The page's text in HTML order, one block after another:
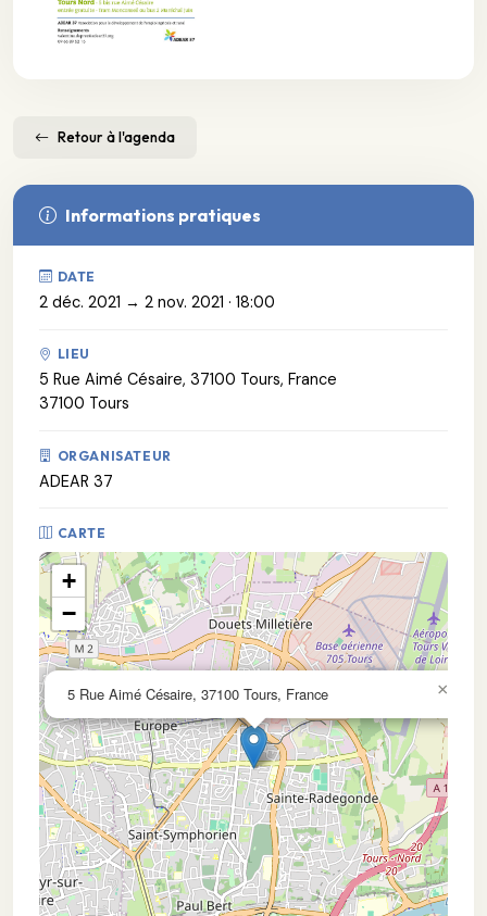
Retour à l'agenda
Informations pratiques
DATE
2 déc. 2021 → 2 nov. 2021 · 18:00
LIEU
5 Rue Aimé Césaire, 37100 Tours, France
37100 Tours
ORGANISATEUR
ADEAR 37
CARTE
5 Rue Aimé Césaire, 37100 Tours, France ×
+
−